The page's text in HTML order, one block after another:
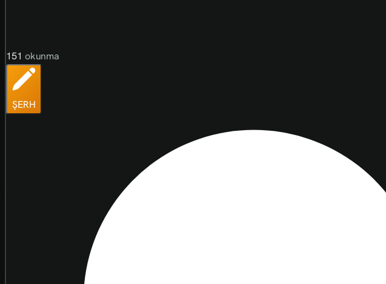
151 okunma
ŞERH